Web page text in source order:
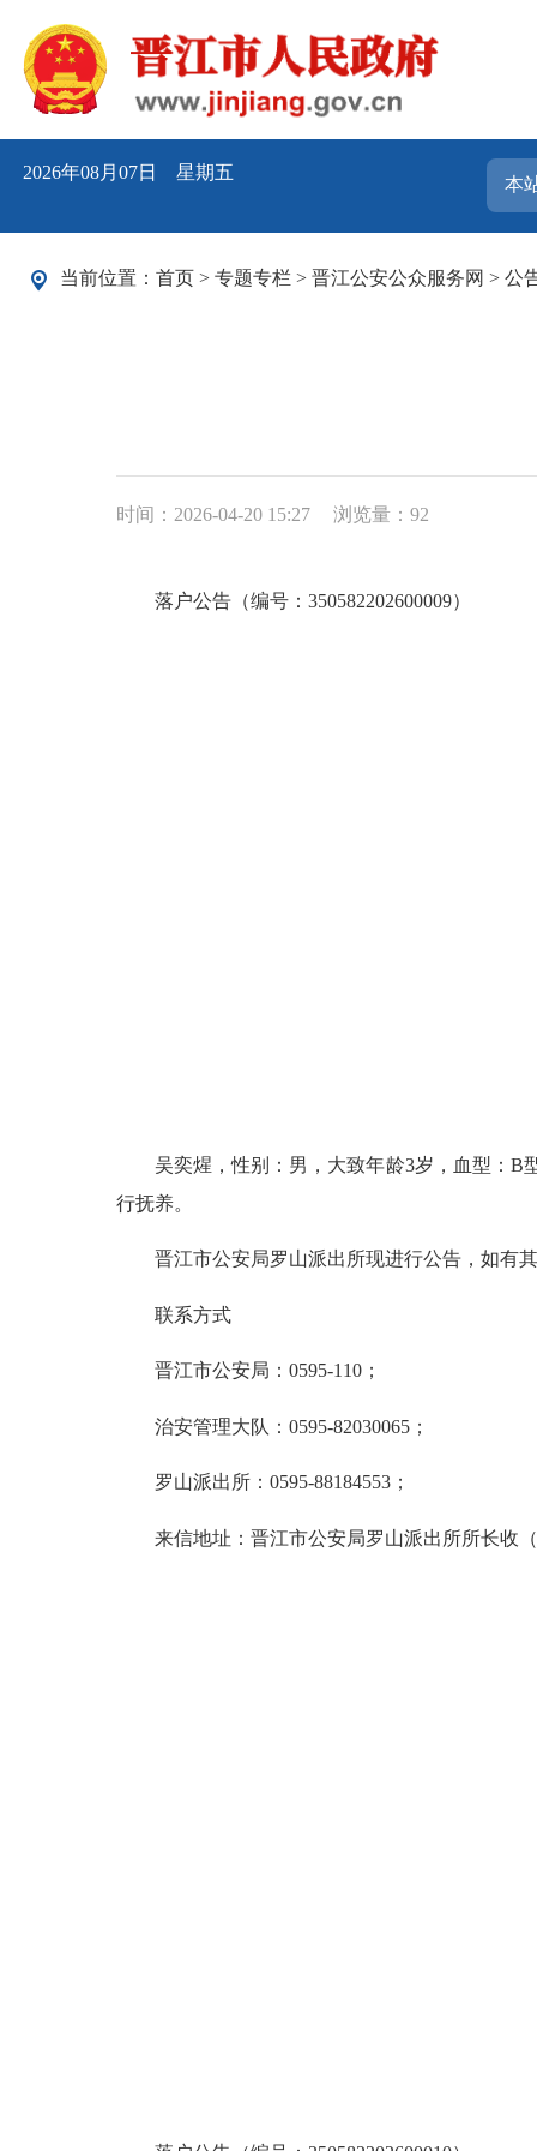
2026年08月07日 星期五
当前位置： 首页 > 专题专栏 > 晋江公安公众服务网 > 公
时间：2026-04-20 15:27 浏览量：92
落户公告（编号：350582202600009）
吴奕煋，性别：男，大致年龄3岁，血型：B型
行抚养。
晋江市公安局罗山派出所现进行公告，如有其
联系方式
晋江市公安局：0595-110；
治安管理大队：0595-82030065；
罗山派出所：0595-88184553；
来信地址：晋江市公安局罗山派出所所长收（